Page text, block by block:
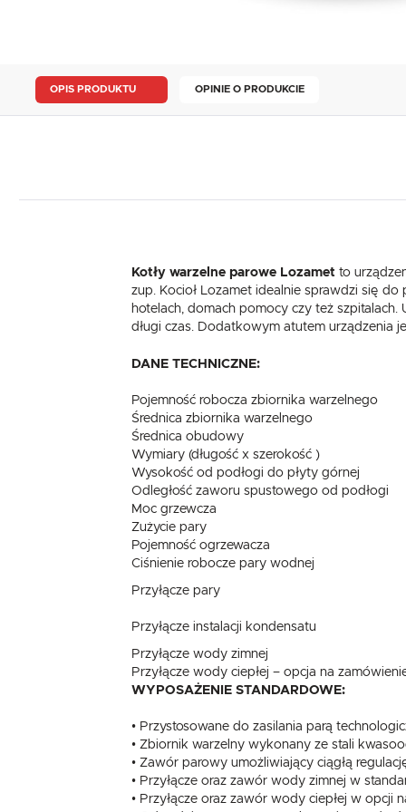
OPIS PRODUKTU OPINIE O PRODUKCIE
Kotły warzelne parowe Lozametto
zup. Kocioł Lozamet idealnie sprawdzi się
hotelach, domach pomocy czy też
długi czas. Dodatkowym atutem urządzenia
DANE TECHNICZNE:
Pojemność robocza zbiornika warzelnego
Średnica zbiornika warzelnego
Średnica obudowy
Wymiary (długość x szerokość )
Wysokość od podłogi do płyty górnej
Odległość zaworu spustowego od podłogi
Moc grzewcza
Zużycie pary
Pojemność ogrzewacza
Ciśnienie robocze pary wodnej
Przyłącze pary
Przyłącze instalacji kondensatu
Przyłącze wody zimnej
Przyłącze wody ciepłej – opcja na
WYPOSAŻENIE STANDARDOWE:
• Przystosowane do zasilania parą
• Zbiornik warzelny wykonany ze stali
• Zawór parowy umożliwiający ciągłą
• Przyłącze oraz zawór wody zimnej w
• Przyłącze oraz zawór wody ciepłej w opcji